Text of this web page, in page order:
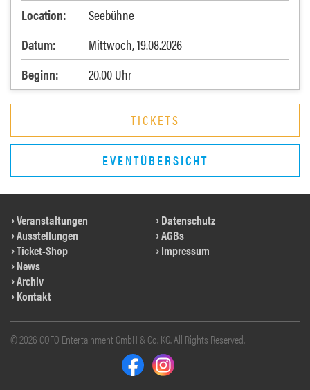
Location:
Seebühne
Datum:
Mittwoch, 19.08.2026
Beginn:
20.00 Uhr
TICKETS
EVENTÜBERSICHT
Veranstaltungen
Ausstellungen
Ticket-Shop
News
Archiv
Kontakt
Datenschutz
AGBs
Impressum
© 2026 COFO Entertainment GmbH & Co. KG. All Rights Reserved.